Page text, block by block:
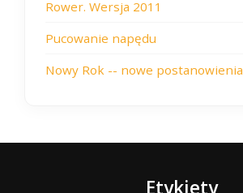
Rower. Wersja 2011
Pucowanie napędu
Nowy Rok -- nowe postanowienia
Etykiety